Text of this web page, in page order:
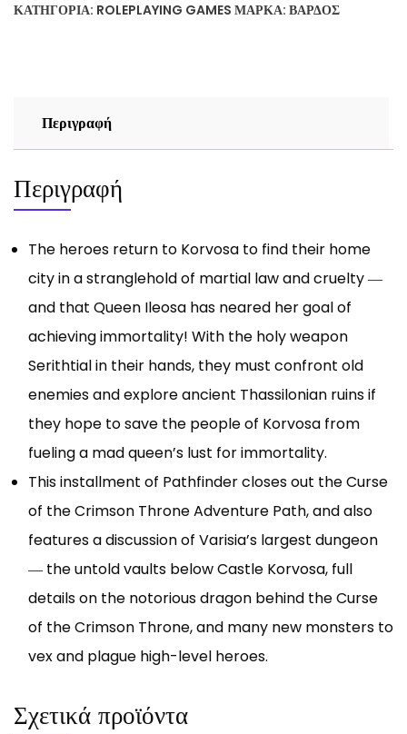
The
Fangs
ποσότητα
ΚΑΤΗΓΟΡΊΑ: ROLEPLAYING GAMES ΜΆΡΚΑ: ΒΆΡΔΟΣ
Περιγραφή
Περιγραφή
The heroes return to Korvosa to find their home
city in a stranglehold of martial law and cruelty ―
and that Queen Ileosa has neared her goal of
achieving immortality! With the holy weapon
Serithtial in their hands, they must confront old
enemies and explore ancient Thassilonian ruins if
they hope to save the people of Korvosa from
fueling a mad queen’s lust for immortality.
This installment of Pathfinder closes out the Curse
of the Crimson Throne Adventure Path, and also
features a discussion of Varisia’s largest dungeon
― the untold vaults below Castle Korvosa, full
details on the notorious dragon behind the Curse
of the Crimson Throne, and many new monsters to
vex and plague high-level heroes.
Σχετικά προϊόντα